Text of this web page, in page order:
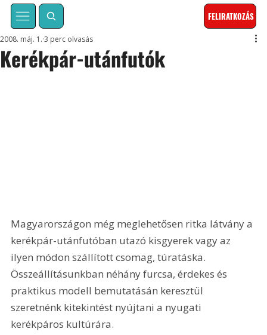
FELIRATKOZÁS
Kerékpár-utánfutók
2008. máj. 1. 3 perc olvasás
Magyarországon még meglehetősen ritka látvány a
kerékpár-utánfutóban utazó kisgyerek vagy az
ilyen módon szállított csomag, túratáska.
Összeállításunkban néhány furcsa, érdekes és
praktikus modell bemutatásán keresztül
szeretnénk kitekintést nyújtani a nyugati
kerékpáros kultúrára.